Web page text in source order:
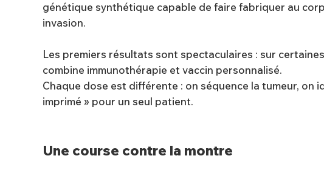
génétique synthétique capable de faire fabriquer au
invasion.
Les premiers résultats sont spectaculaires : sur
combine immunothérapie et vaccin personnalisé.
Chaque dose est différente : on séquence la tumeur, on
imprimé » pour un seul patient.
Une course contre la montre